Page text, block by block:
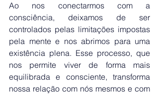
Ao nos conectarmos com a
consciência, deixamos de ser
controlados pelas limitações impostas
pela mente e nos abrimos para uma
existência plena. Esse processo, que
nos permite viver de forma mais
equilibrada e consciente, transforma
nossa relação com nós mesmos e com